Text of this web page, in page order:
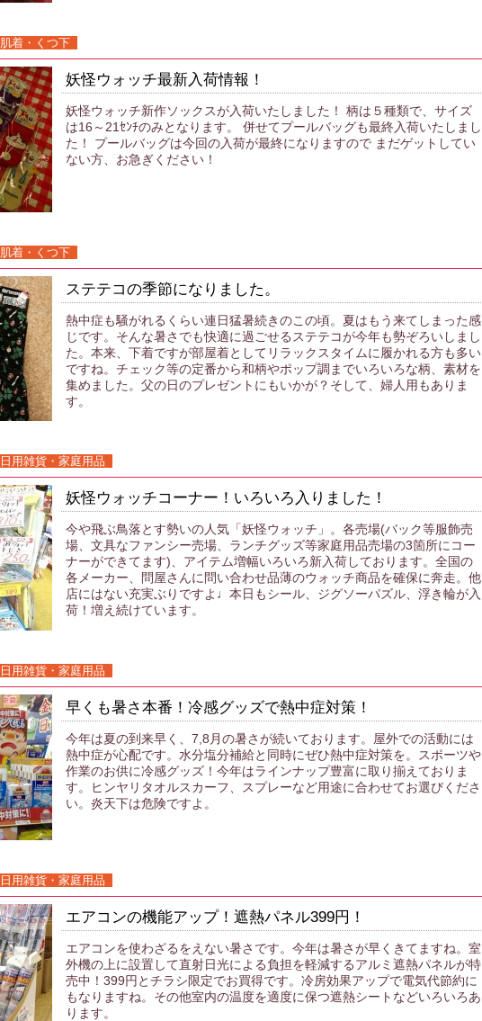
肌着・くつ下
妖怪ウォッチ最新入荷情報！
妖怪ウォッチ新作ソックスが入荷いたしました！ 柄は５種類で、サイズ
は16～21ｾﾝﾁのみとなります。 併せてプールバッグも最終入荷いたしまし
た！ プールバッグは今回の入荷が最終になりますので まだゲットしてい
ない方、お急ぎください！
肌着・くつ下
ステテコの季節になりました。
熱中症も騒がれるくらい連日猛暑続きのこの頃。夏はもう来てしまった感
じです。そんな暑さでも快適に過ごせるステテコが今年も勢ぞろいしまし
た。本来、下着ですが部屋着としてリラックスタイムに履かれる方も多い
ですね。チェック等の定番から和柄やポップ調までいろいろな柄、素材を
集めました。父の日のプレゼントにもいかが？そして、婦人用もありま
す。
日用雑貨・家庭用品
妖怪ウォッチコーナー！いろいろ入りました！
今や飛ぶ鳥落とす勢いの人気「妖怪ウォッチ」。各売場(バック等服飾売
場、文具なファンシー売場、ランチグッズ等家庭用品売場の3箇所にコー
ナーができてます)、アイテム増幅いろいろ新入荷しております。全国の
各メーカー、問屋さんに問い合わせ品薄のウォッチ商品を確保に奔走。他
店にはない充実ぶりですよ♩本日もシール、ジグソーパズル、浮き輪が入
荷！増え続けています。
日用雑貨・家庭用品
早くも暑さ本番！冷感グッズで熱中症対策！
今年は夏の到来早く、7,8月の暑さが続いております。屋外での活動には
熱中症が心配です。水分塩分補給と同時にぜひ熱中症対策を。スポーツや
作業のお供に冷感グッズ！今年はラインナップ豊富に取り揃えておりま
す。ヒンヤリタオルスカーフ、スプレーなど用途に合わせてお選びくださ
い。炎天下は危険ですよ。
日用雑貨・家庭用品
エアコンの機能アップ！遮熱パネル399円！
エアコンを使わざるをえない暑さです。今年は暑さが早くきてますね。室
外機の上に設置して直射日光による負担を軽減するアルミ遮熱パネルが特
売中！399円とチラシ限定でお買得です。冷房効果アップで電気代節約に
もなりますね。その他室内の温度を適度に保つ遮熱シートなどいろいろあ
ります。